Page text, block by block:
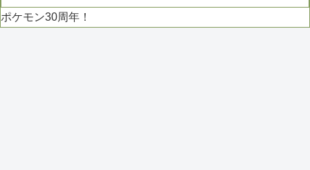
ポケモン30周年！